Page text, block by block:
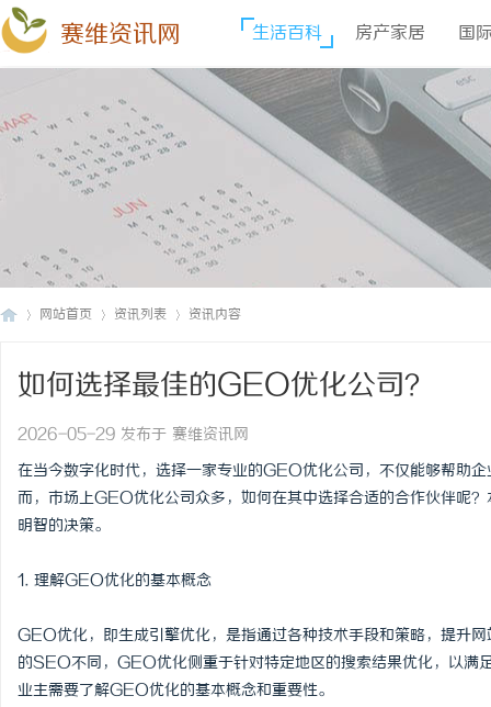
赛维资讯网 生活百科 房产家居 国
网站首页 资讯列表 资讯内容
如何选择最佳的GEO优化公司？
2026-05-29 发布于 赛维资讯网
在当今数字化时代，选择一家专业的GEO优化公司，不仅能够帮助
而，市场上GEO优化公司众多，如何在其中选择合适的合作伙伴呢
明智的决策。
1. 理解GEO优化的基本概念
GEO优化，即生成引擎优化，是指通过各种技术手段和策略，提升
的SEO不同，GEO优化侧重于针对特定地区的搜索结果优化，以满
业主需要了解GEO优化的基本概念和重要性。